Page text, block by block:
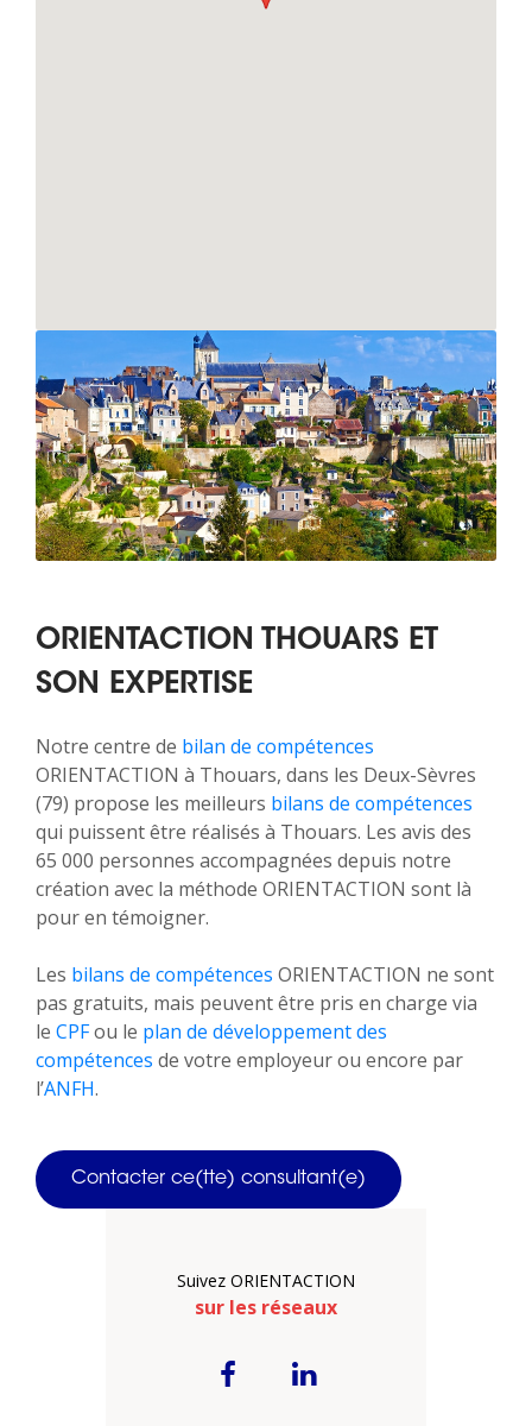
ORIENTACTION THOUARS ET
SON EXPERTISE
Notre centre de bilan de compétences
ORIENTACTION à Thouars, dans les Deux-Sèvres
(79) propose les meilleurs bilans de compétences
qui puissent être réalisés à Thouars. Les avis des
65 000 personnes accompagnées depuis notre
création avec la méthode ORIENTACTION sont là
pour en témoigner.
Les bilans de compétences ORIENTACTION ne sont
pas gratuits, mais peuvent être pris en charge via
le CPFou le plan de développement des
compétences de votre employeur ou encore par
l’ANFH.
Contacter ce(tte) consultant(e)
Suivez ORIENTACTION
sur les réseaux